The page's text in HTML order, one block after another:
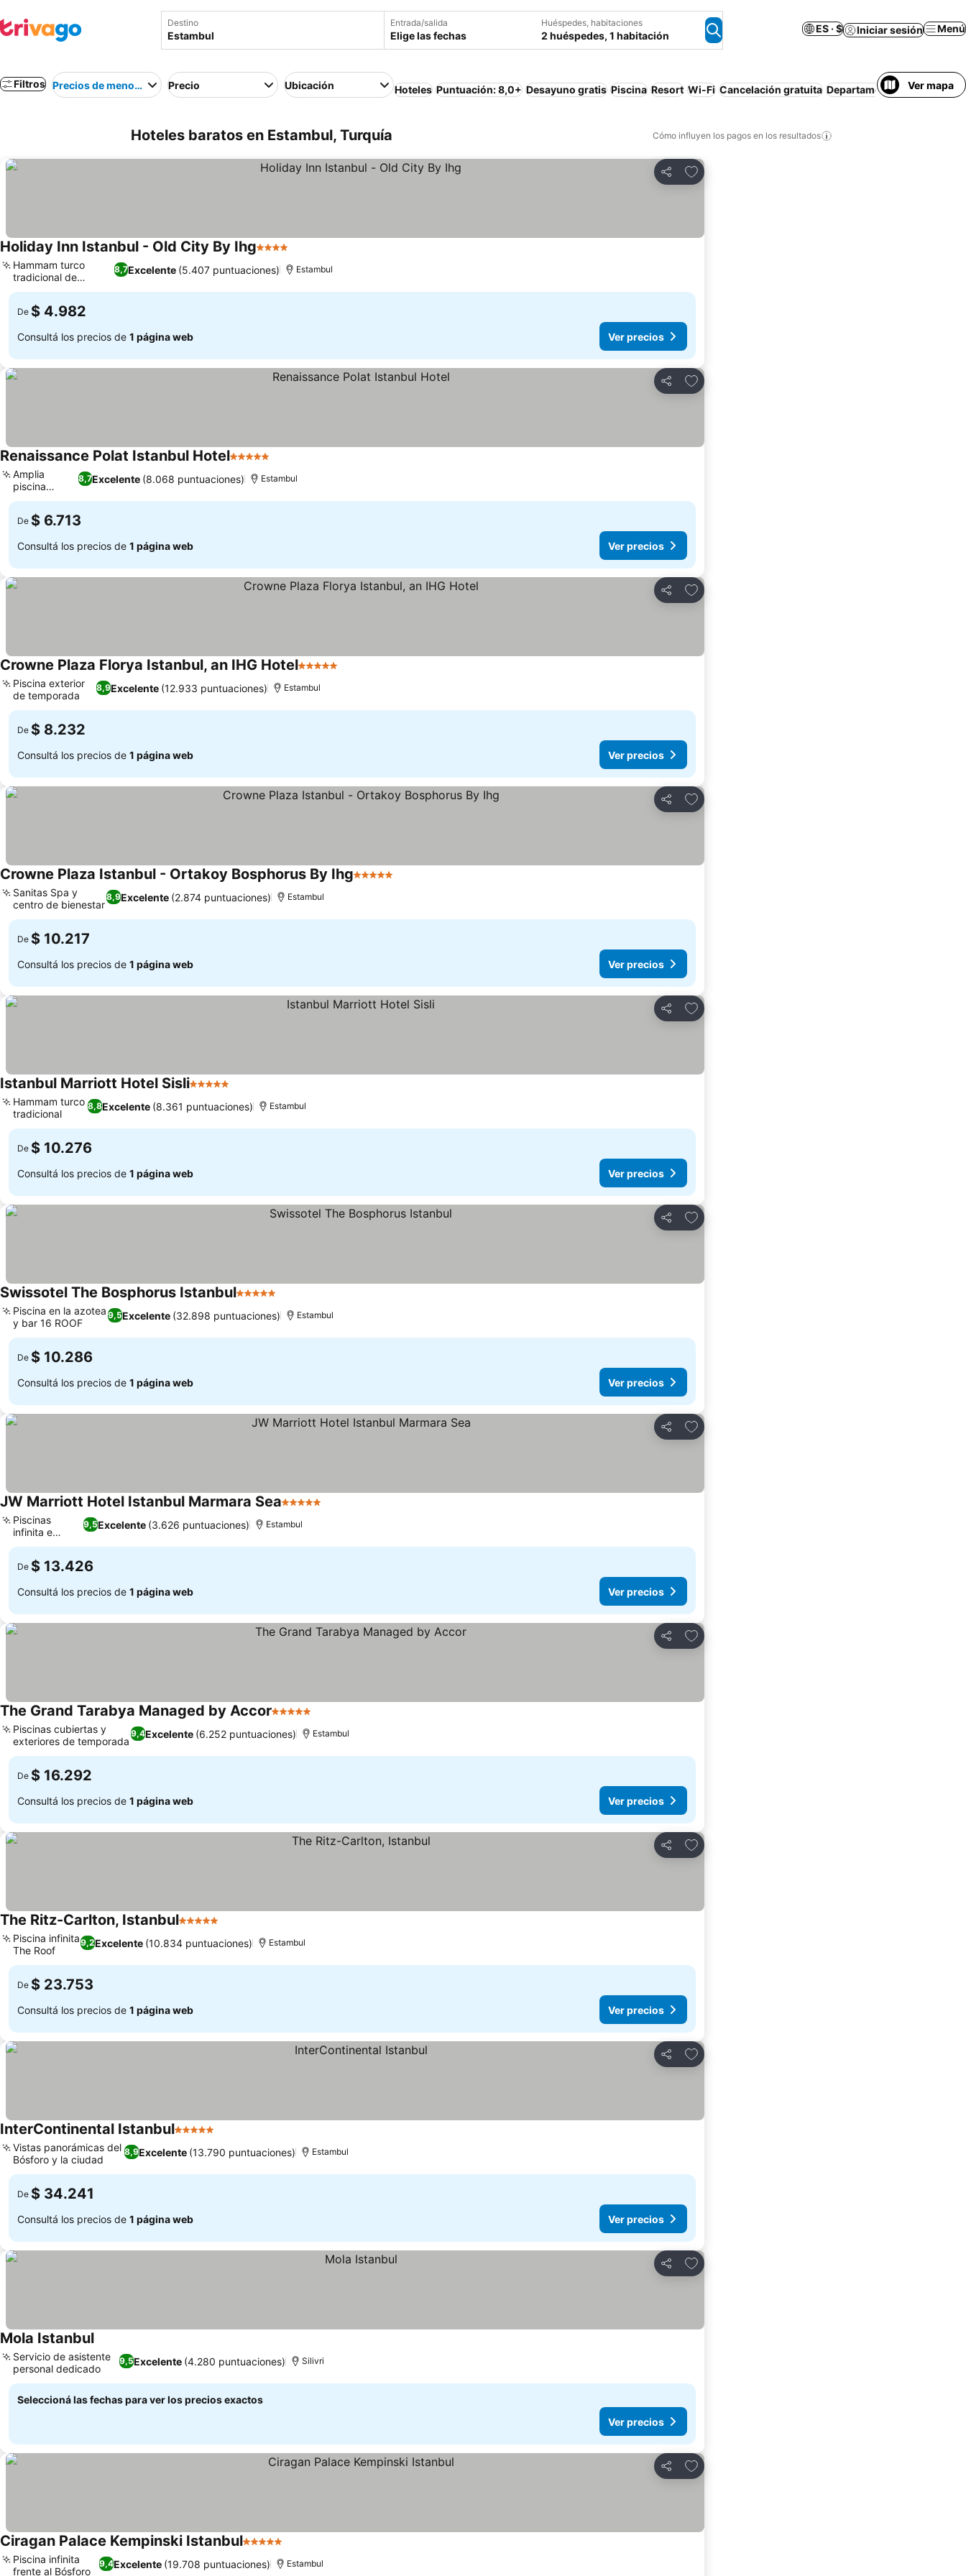
Destino Entrada/salida
Elige las fechas
Huéspedes, habitaciones
2 huéspedes, 1 habitación
ES · $ Iniciar sesión Menú
Filtros Precios de menor a mayorPrecio Ubicación Hoteles Puntuación: 8,0+ Desayuno gratis Piscina Resort Wi-Fi Cancelación gratuita Departamento equipado
Ver mapa
Hoteles baratos en Estambul, Turquía Cómo influyen los pagos en los resultados
Compartir
Añadir a favoritos
Holiday Inn Istanbul - Old City By Ihg4 Estrellas
8,7Excelente (5.407 puntuaciones)
Hammam turco
tradicional de
mármol
Estambul
De $ 4.982
Consultá los precios de 1 página web Ver precios
Compartir
Añadir a favoritos
Renaissance Polat Istanbul Hotel5 Estrellas
8,7Excelente (8.068 puntuaciones)
Amplia
piscina
exterior
Estambul
De $ 6.713
Consultá los precios de 1 página web Ver precios
Compartir
Añadir a favoritos
Crowne Plaza Florya Istanbul, an IHG Hotel5 Estrellas
8,9Excelente (12.933 puntuaciones)
Piscina exterior
de temporada
Estambul
De $ 8.232
Consultá los precios de 1 página web Ver precios
Compartir
Añadir a favoritos
Crowne Plaza Istanbul - Ortakoy Bosphorus By Ihg5 Estrellas
8,9Excelente (2.874 puntuaciones)
Sanitas Spa y
centro de bienestar
Estambul
De $ 10.217
Consultá los precios de 1 página web Ver precios
Compartir
Añadir a favoritos
Istanbul Marriott Hotel Sisli5 Estrellas
8,8Excelente (8.361 puntuaciones)
Hammam turco
tradicional
Estambul
De $ 10.276
Consultá los precios de 1 página web Ver precios
Compartir
Añadir a favoritos
Swissotel The Bosphorus Istanbul5 Estrellas
9,5Excelente (32.898 puntuaciones)
Piscina en la azotea
y bar 16 ROOF
Estambul
De $ 10.286
Consultá los precios de 1 página web Ver precios
Compartir
Añadir a favoritos
JW Marriott Hotel Istanbul Marmara Sea5 Estrellas
9,5Excelente (3.626 puntuaciones)
Piscinas
infinita e
interior
Estambul
De $ 13.426
Consultá los precios de 1 página web Ver precios
Compartir
Añadir a favoritos
The Grand Tarabya Managed by Accor5 Estrellas
9,4Excelente (6.252 puntuaciones)
Piscinas cubiertas y
exteriores de temporada
Estambul
De $ 16.292
Consultá los precios de 1 página web Ver precios
Compartir
Añadir a favoritos
The Ritz-Carlton, Istanbul5 Estrellas
9,2Excelente (10.834 puntuaciones)
Piscina infinita
The Roof
Estambul
De $ 23.753
Consultá los precios de 1 página web Ver precios
Compartir
Añadir a favoritos
InterContinental Istanbul5 Estrellas
8,9Excelente (13.790 puntuaciones)
Vistas panorámicas del
Bósforo y la ciudad
Estambul
De $ 34.241
Consultá los precios de 1 página web Ver precios
Compartir
Añadir a favoritos
Mola Istanbul
9,5Excelente (4.280 puntuaciones)
Servicio de asistente
personal dedicado
Silivri
Seleccioná las fechas para ver los precios exactos
Ver precios
Compartir
Añadir a favoritos
Ciragan Palace Kempinski Istanbul5 Estrellas
9,4Excelente (19.708 puntuaciones)
Piscina infinita
frente al Bósforo
Estambul